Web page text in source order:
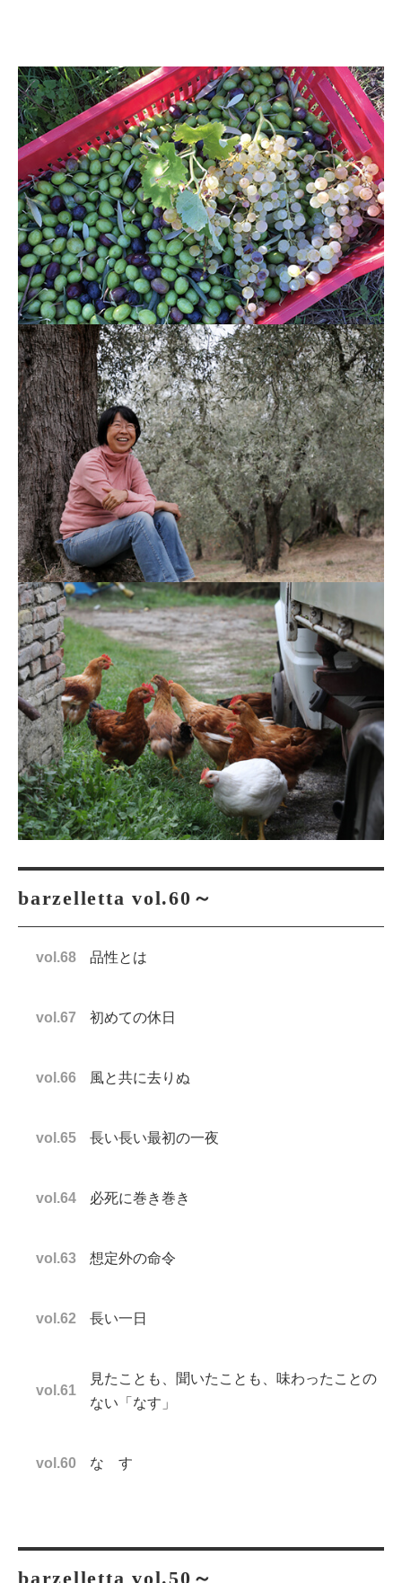
barzelletta vol.60～
vol.68 品性とは
vol.67 初めての休日
vol.66 風と共に去りぬ
vol.65 長い長い最初の一夜
vol.64 必死に巻き巻き
vol.63 想定外の命令
vol.62 長い一日
vol.61
見たことも、聞いたことも、味わったことの
ない「なす」
vol.60 な す
barzelletta vol.50～